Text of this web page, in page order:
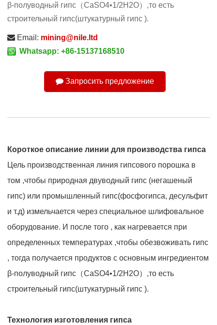
β-полуводный гипс（CaSO4•1/2H2O）,то есть
строительный гипс(штукатурный гипс ).
Email: mining@nile.ltd
Whatsapp: +86-15137168510
Запросить предложение
Короткое описание линии для производства гипса
Цель производственная линия гипсового порошка в
том ,чтобы природная двуводный гипс (негашеный
гипс) или промышленный гипс(фосфогипса, десульфит
и т.д) измельчается через специальное шлифовальное
оборудование. И после того , как нагревается при
определенных температурах ,чтобы обезвоживать гипс
, тогда получается продуктов с основным ингредиентом
β-полуводный гипс（CaSO4•1/2H2O）,то есть
строительный гипс(штукатурный гипс ).
Технология изготовления гипса